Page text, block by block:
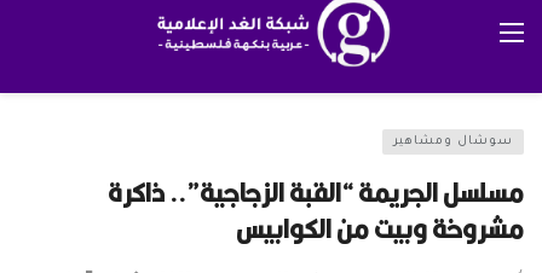
سوشال ومشاهير
مسلسل الجريمة “القبة الزجاجية”.. ذاكرة
مشروخة وبيت من الكوابيس